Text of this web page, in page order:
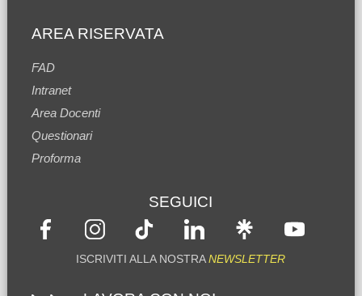
AREA RISERVATA
FAD
Intranet
Area Docenti
Questionari
Proforma
SEGUICI
ISCRIVITI ALLA NOSTRANEWSLETTER